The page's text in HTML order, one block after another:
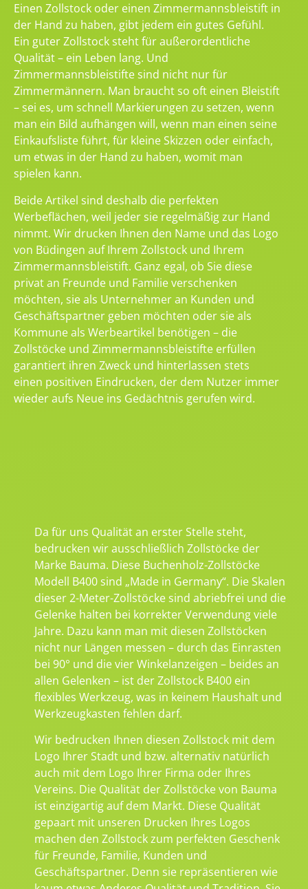
Einen Zollstock oder einen Zimmermannsbleistift in
der Hand zu haben, gibt jedem ein gutes Gefühl.
Ein guter Zollstock steht für außerordentliche
Qualität – ein Leben lang. Und
Zimmermannsbleistifte sind nicht nur für
Zimmermännern. Man braucht so oft einen Bleistift
– sei es, um schnell Markierungen zu setzen, wenn
man ein Bild aufhängen will, wenn man einen seine
Einkaufsliste führt, für kleine Skizzen oder einfach,
um etwas in der Hand zu haben, womit man
spielen kann.
Beide Artikel sind deshalb die perfekten
Werbeflächen, weil jeder sie regelmäßig zur Hand
nimmt. Wir drucken Ihnen den Name und das Logo
von Büdingen auf Ihrem Zollstock und Ihrem
Zimmermannsbleistift. Ganz egal, ob Sie diese
privat an Freunde und Familie verschenken
möchten, sie als Unternehmer an Kunden und
Geschäftspartner geben möchten oder sie als
Kommune als Werbeartikel benötigen – die
Zollstöcke und Zimmermannsbleistifte erfüllen
garantiert ihren Zweck und hinterlassen stets
einen positiven Eindrucken, der dem Nutzer immer
wieder aufs Neue ins Gedächtnis gerufen wird.
Da für uns Qualität an erster Stelle steht,
bedrucken wir ausschließlich Zollstöcke der
Marke Bauma. Diese Buchenholz-Zollstöcke
Modell B400 sind „Made in Germany“. Die Skalen
dieser 2-Meter-Zollstöcke sind abriebfrei und die
Gelenke halten bei korrekter Verwendung viele
Jahre. Dazu kann man mit diesen Zollstöcken
nicht nur Längen messen – durch das Einrasten
bei 90° und die vier Winkelanzeigen – beides an
allen Gelenken – ist der Zollstock B400 ein
flexibles Werkzeug, was in keinem Haushalt und
Werkzeugkasten fehlen darf.
Wir bedrucken Ihnen diesen Zollstock mit dem
Logo Ihrer Stadt und bzw. alternativ natürlich
auch mit dem Logo Ihrer Firma oder Ihres
Vereins. Die Qualität der Zollstöcke von Bauma
ist einzigartig auf dem Markt. Diese Qualität
gepaart mit unseren Drucken Ihres Logos
machen den Zollstock zum perfekten Geschenk
für Freunde, Familie, Kunden und
Geschäftspartner. Denn sie repräsentieren wie